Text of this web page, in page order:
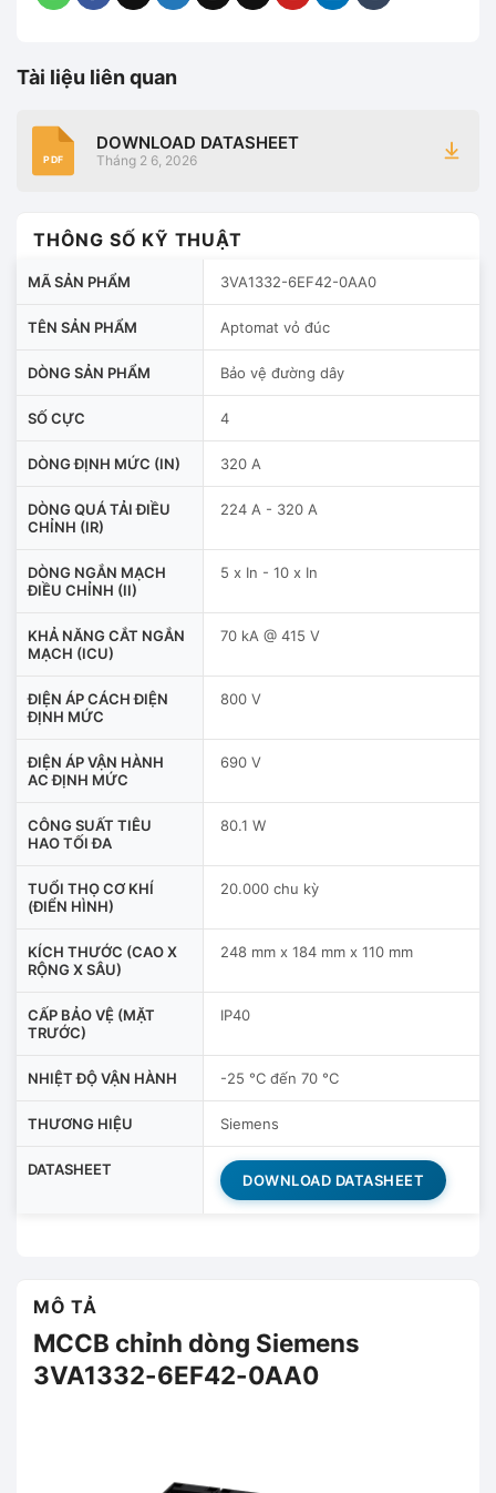
Tài liệu liên quan
PDF
DOWNLOAD DATASHEET
Tháng 2 6, 2026
THÔNG SỐ KỸ THUẬT
MÃ SẢN PHẨM 3VA1332-6EF42-0AA0
TÊN SẢN PHẨM Aptomat vỏ đúc
DÒNG SẢN PHẨM Bảo vệ đường dây
SỐ CỰC 4
DÒNG ĐỊNH MỨC (IN) 320 A
DÒNG QUÁ TẢI ĐIỀU
CHỈNH (IR)
224 A - 320 A
DÒNG NGẮN MẠCH
ĐIỀU CHỈNH (II)
5 x In - 10 x In
KHẢ NĂNG CẮT NGẮN
MẠCH (ICU)
70 kA @ 415 V
ĐIỆN ÁP CÁCH ĐIỆN
ĐỊNH MỨC
800 V
ĐIỆN ÁP VẬN HÀNH
AC ĐỊNH MỨC
690 V
CÔNG SUẤT TIÊU
HAO TỐI ĐA
80.1 W
TUỔI THỌ CƠ KHÍ
(ĐIỂN HÌNH)
20.000 chu kỳ
KÍCH THƯỚC (CAO X
RỘNG X SÂU)
248 mm x 184 mm x 110 mm
CẤP BẢO VỆ (MẶT
TRƯỚC)
IP40
NHIỆT ĐỘ VẬN HÀNH -25 °C đến 70 °C
THƯƠNG HIỆU Siemens
DATASHEET
DOWNLOAD DATASHEET
MÔ TẢ
MCCB chỉnh dòng Siemens
3VA1332-6EF42-0AA0